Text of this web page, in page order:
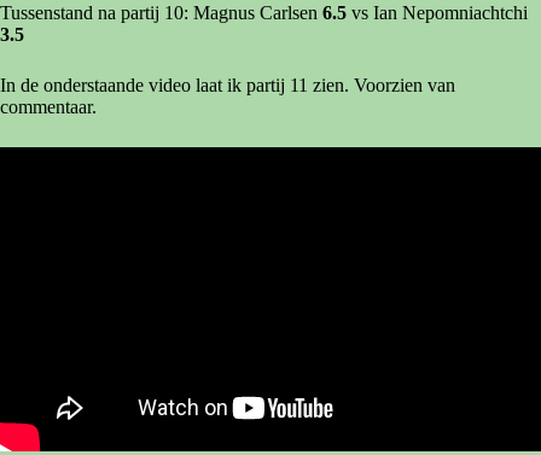
Tussenstand na partij 10: Magnus Carlsen 6.5 vs Ian Nepomniachtchi
3.5
In de onderstaande video laat ik partij 11 zien. Voorzien van
commentaar.